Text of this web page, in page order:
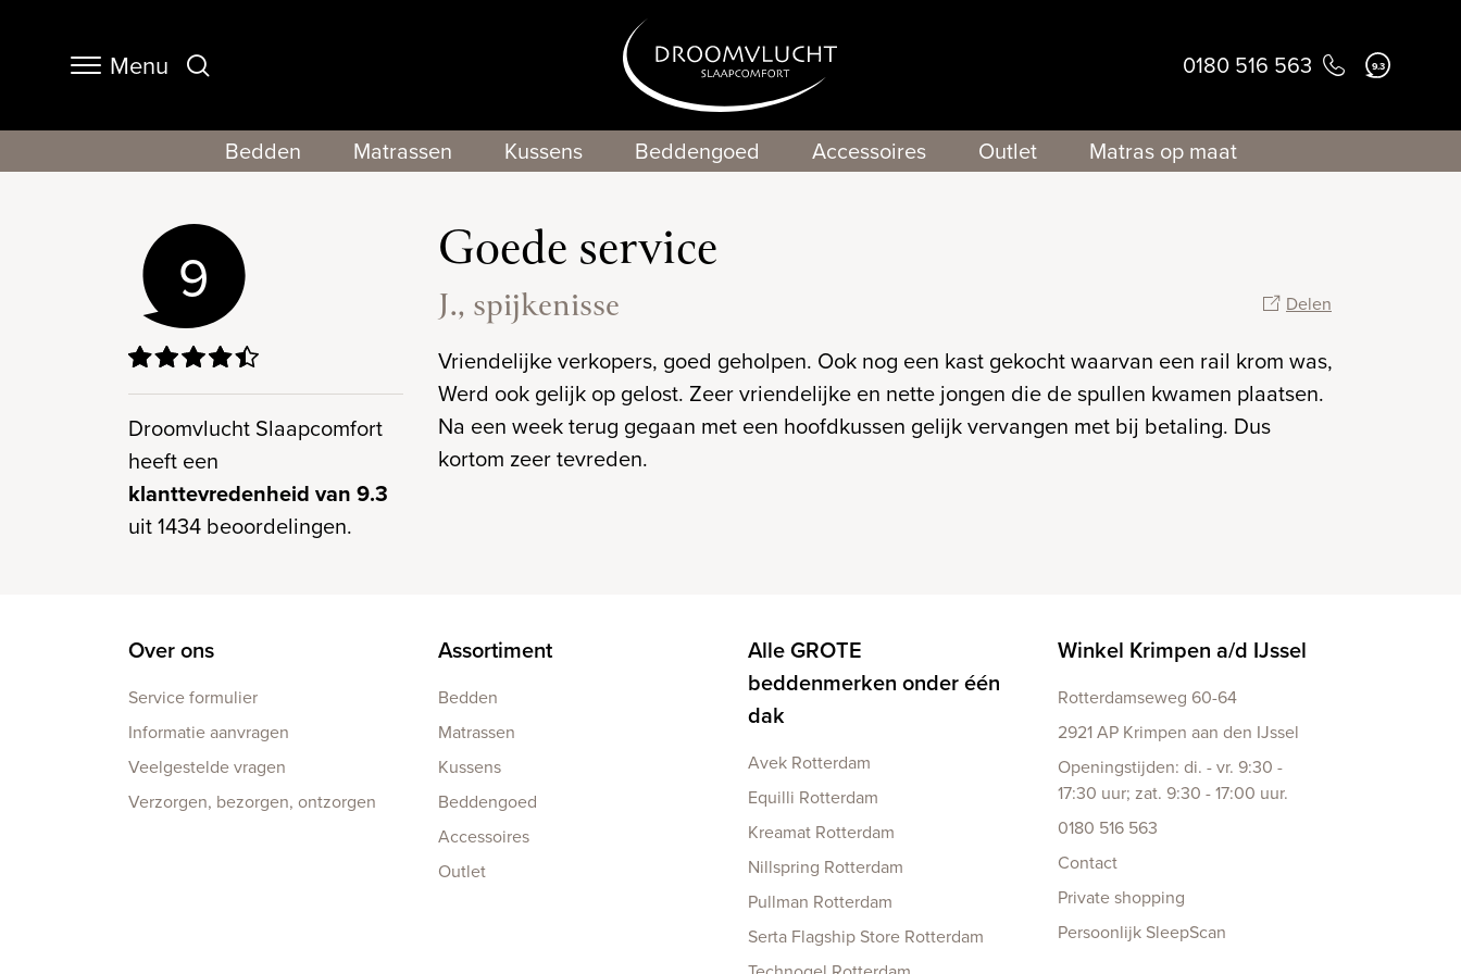
Navigation
Menu 0180 516 563 9.3
Bedden Matrassen Kussens Beddengoed Accessoires Outlet Matras op maat
Goede service
J., spijkenisse Delen
Vriendelijke verkopers, goed geholpen. Ook nog een kast gekocht waarvan een rail krom was,
Werd ook gelijk op gelost. Zeer vriendelijke en nette jongen die de spullen kwamen plaatsen.
Na een week terug gegaan met een hoofdkussen gelijk vervangen met bij betaling. Dus
kortom zeer tevreden.
9
Droomvlucht Slaapcomfort
heeft een
klanttevredenheid van 9.3
uit 1434 beoordelingen.
Over ons
Service formulier
Informatie aanvragen
Veelgestelde vragen
Verzorgen, bezorgen, ontzorgen
Assortiment
Bedden
Matrassen
Kussens
Beddengoed
Accessoires
Outlet
Alle GROTE
beddenmerken onder één
dak
Avek Rotterdam
Equilli Rotterdam
Kreamat Rotterdam
Nillspring Rotterdam
Pullman Rotterdam
Serta Flagship Store Rotterdam
Winkel Krimpen a/d IJssel
Rotterdamseweg 60-64
2921 AP Krimpen aan den IJssel
Openingstijden: di. - vr. 9:30 -
17:30 uur; zat. 9:30 - 17:00 uur.
0180 516 563
Contact
Private shopping
Persoonlijk SleepScan